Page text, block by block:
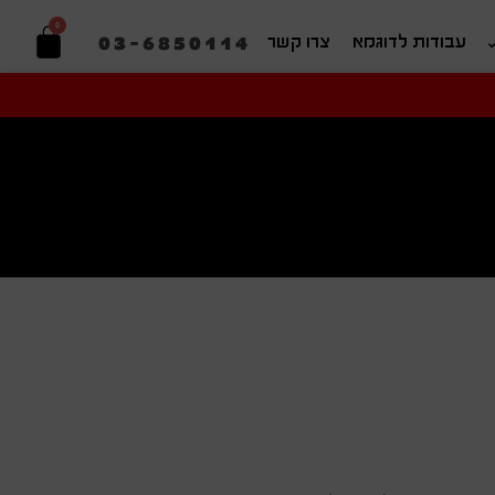
עבודות לדוגמא צרו קשר 03-6850114
0